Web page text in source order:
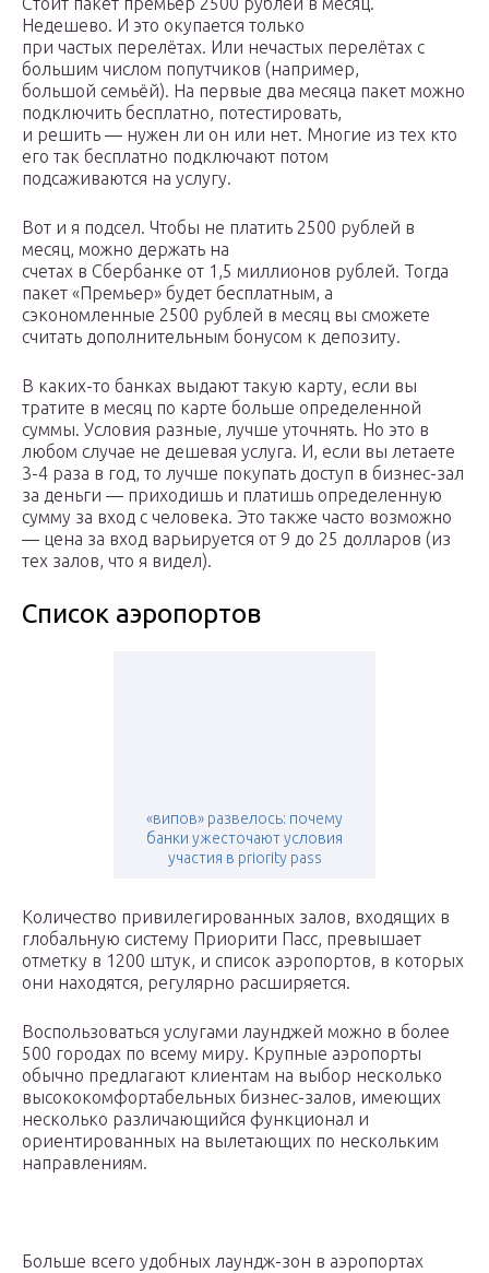
Недешево. И это окупается только
при частых перелётах. Или нечастых перелётах с
большим числом попутчиков (например,
большой семьёй). На первые два месяца пакет можно
подключить бесплатно, потестировать,
и решить — нужен ли он или нет. Многие из тех кто
его так бесплатно подключают потом
подсаживаются на услугу.
Вот и я подсел. Чтобы не платить 2500 рублей в
месяц, можно держать на
счетах в Сбербанке от 1,5 миллионов рублей. Тогда
пакет «Премьер» будет бесплатным, а
сэкономленные 2500 рублей в месяц вы сможете
считать дополнительным бонусом к депозиту.
В каких-то банках выдают такую карту, если вы
тратите в месяц по карте больше определенной
суммы. Условия разные, лучше уточнять. Но это в
любом случае не дешевая услуга. И, если вы летаете
3-4 раза в год, то лучше покупать доступ в бизнес-зал
за деньги — приходишь и платишь определенную
сумму за вход с человека. Это также часто возможно
— цена за вход варьируется от 9 до 25 долларов (из
тех залов, что я видел).
Список аэропортов
«випов» развелось: почему
банки ужесточают условия
участия в priority pass
Количество привилегированных залов, входящих в
глобальную систему Приорити Пасс, превышает
отметку в 1200 штук, и список аэропортов, в которых
они находятся, регулярно расширяется.
Воспользоваться услугами лаунджей можно в более
500 городах по всему миру. Крупные аэропорты
обычно предлагают клиентам на выбор несколько
высококомфортабельных бизнес-залов, имеющих
несколько различающийся функционал и
ориентированных на вылетающих по нескольким
направлениям.
Больше всего удобных лаундж-зон в аэропортах